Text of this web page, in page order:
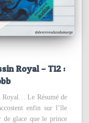
Royal – T12 :
Royal… Le Résumé de
enfin sur l’île
de glace que le prince